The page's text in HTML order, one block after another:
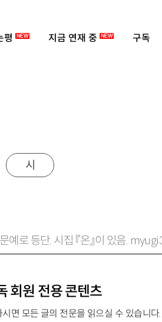
평 NEW 지금 연재 중 NEW 구독
회원 전용 콘텐츠
시면 모든 글의 전문을 읽으실 수 있습니다.
시
로 등단. 시집 『온』이 있음.